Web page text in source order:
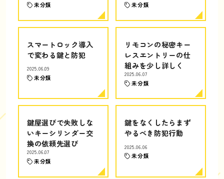
未分類 未分類
スマートロック導入
で変わる鍵と防犯
2025.06.09
未分類
リモコンの秘密キー
レスエントリーの仕
組みを少し詳しく
2025.06.07
未分類
鍵屋選びで失敗しな
いキーシリンダー交
換の依頼先選び
2025.06.07
未分類
鍵をなくしたらまず
やるべき防犯行動
2025.06.06
未分類